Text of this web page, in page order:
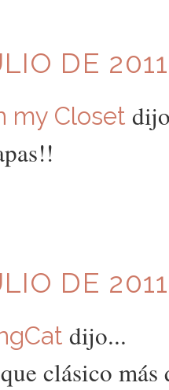
DE
my Closet
DE
dijo...
clásico